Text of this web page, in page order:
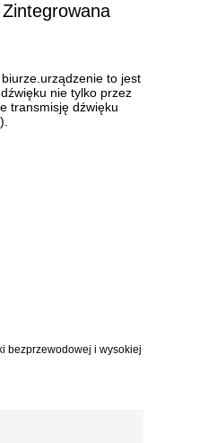
to jest
nie tylko przez
transmisję dźwięku
bezprzewodowej i wysokiej